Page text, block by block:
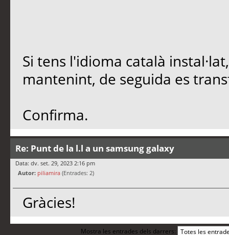
Si tens l'idioma català
mantenint, de seguida es
Confirma.
Re: Punt de la l.l a un samsung galaxy
Data: dv. set. 29, 2023 2:16 pm
Autor: piliamira (Entrades: 2)
Gràcies!
Mostra les entrades dels darrers: